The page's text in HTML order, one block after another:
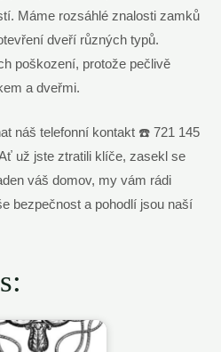
Máme rozsáhlé znalosti zamků
dveří různých typů.
poškození, protože pečlivě
a dveřmi.
náš telefonní kontakt ☎️ 721 145
už jste ztratili klíče, zasekl se
váš domov, my vám rádi
bezpečnost a pohodlí jsou naší